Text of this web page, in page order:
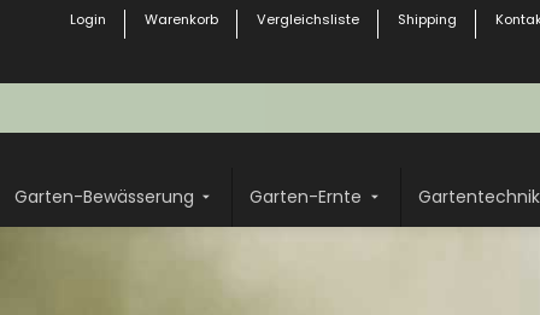
Login Warenkorb Vergleichsliste Shipping
Garten-Bewässerung Garten-Ernte Gartentechnik